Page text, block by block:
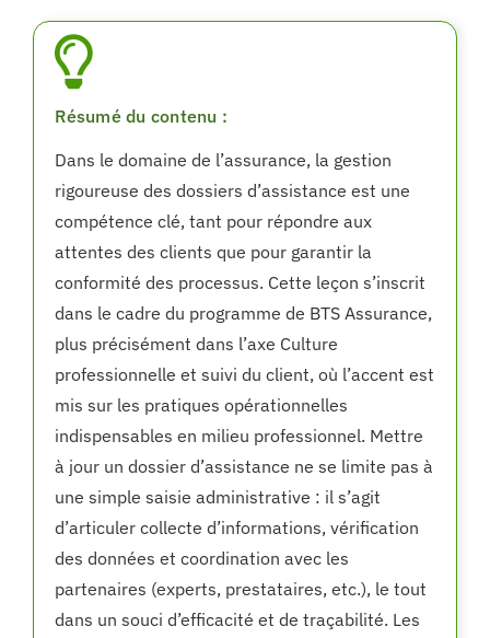
Résumé du contenu :
Dans le domaine de l’assurance, la gestion
rigoureuse des dossiers d’assistance est une
compétence clé, tant pour répondre aux
attentes des clients que pour garantir la
conformité des processus. Cette leçon s’inscrit
dans le cadre du programme de BTS Assurance,
plus précisément dans l’axe Culture
professionnelle et suivi du client, où l’accent est
mis sur les pratiques opérationnelles
indispensables en milieu professionnel. Mettre
à jour un dossier d’assistance ne se limite pas à
une simple saisie administrative : il s’agit
d’articuler collecte d’informations, vérification
des données et coordination avec les
partenaires (experts, prestataires, etc.), le tout
dans un souci d’efficacité et de traçabilité. Les